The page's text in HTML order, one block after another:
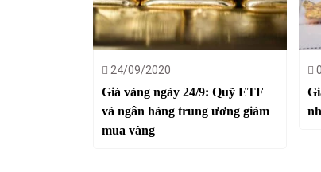
24/09/2020
Giá vàng ngày 24/9: Quỹ ETF
và ngân hàng trung ương giảm
mua vàng